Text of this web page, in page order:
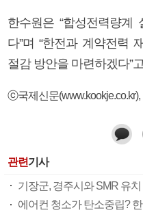
한수원은 “합성전력량
다”며 “한전과 계약전력
절감 방안을 마련하겠다”
ⓒ국제신문
관련기사
기장군, 경주시와 SMR 유치
에어컨 청소가 탄소중립?